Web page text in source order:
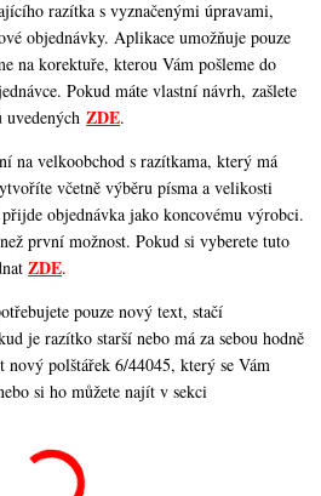
razítka s vyznačenými úpravami,
objednávky. Aplikace umožňuje pouze
na korektuře, kterou Vám pošleme do
Pokud máte vlastní návrh, zašlete
uvedenýchZDE.
na velkoobchod s razítkama, který má
včetně výběru písma a velikosti
objednávka jako koncovému výrobci.
první možnost. Pokud si vyberete tuto
ZDE.
pouze nový text, stačí
je razítko starší nebo má za sebou hodně
polštářek 6/44045, který se Vám
si ho můžete najít v sekci